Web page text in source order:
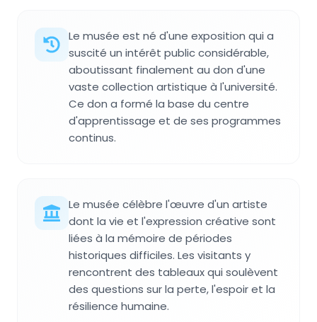
Le musée est né d'une exposition qui a
suscité un intérêt public considérable,
aboutissant finalement au don d'une
vaste collection artistique à l'université.
Ce don a formé la base du centre
d'apprentissage et de ses programmes
continus.
Le musée célèbre l'œuvre d'un artiste
dont la vie et l'expression créative sont
liées à la mémoire de périodes
historiques difficiles. Les visitants y
rencontrent des tableaux qui soulèvent
des questions sur la perte, l'espoir et la
résilience humaine.